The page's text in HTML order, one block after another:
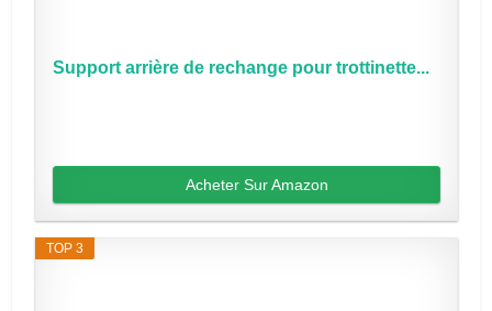
Support arrière de rechange pour trottinette...
Acheter Sur Amazon
TOP 3